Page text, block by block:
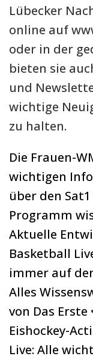
Lübecker
online auf
oder in der
bieten sie
und
wichtige
zu halten.
Die Frauen-
wichtigen
über den
Programm
Aktuelle
Basketball
immer auf
Alles
von Das Erste
Eishockey-
Live: Alle